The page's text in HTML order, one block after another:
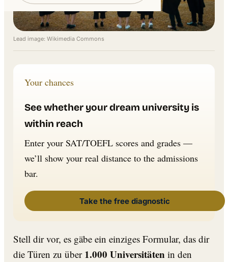
Lead image: Wikimedia Commons
Your chances
See whether your dream university is
within reach
Enter your SAT/TOEFL scores and grades —
we’ll show your real distance to the admissions
bar.
Take the free diagnostic
Stell dir vor, es gäbe ein einziges Formular, das dir
die Türen zu über 1.000 Universitäten in den